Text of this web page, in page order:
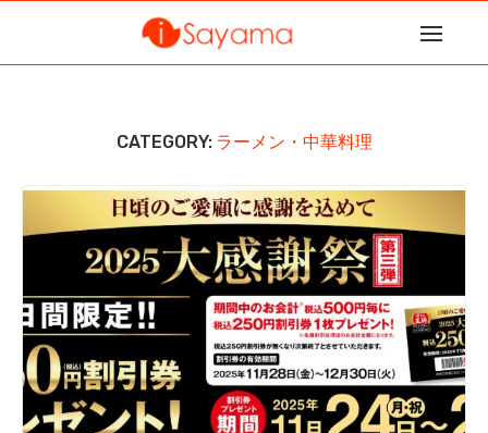
CATEGORY: ラーメン・中華料理